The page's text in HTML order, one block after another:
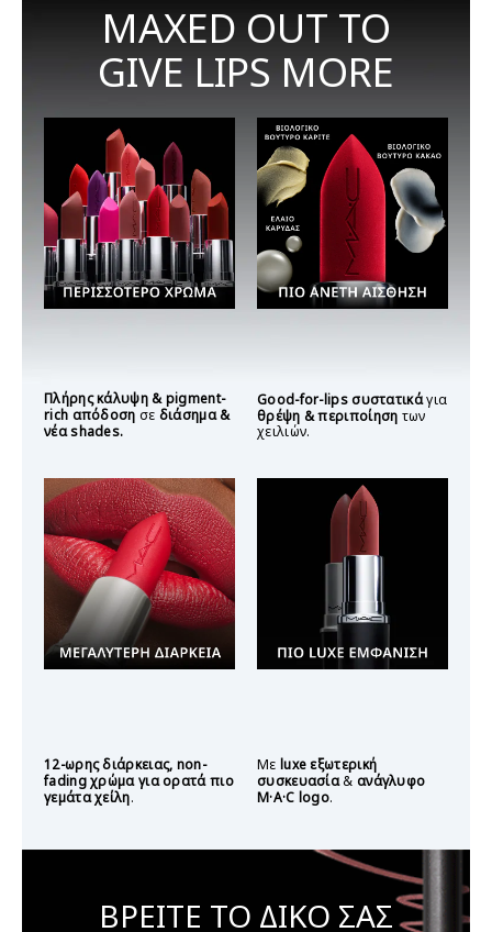
MAXED OUT TO
GIVE LIPS MORE
Πλήρης κάλυψη & pigment-
rich απόδοση σε διάσημα &
νέα shades.
Good-for-lips συστατικάγια
θρέψη & περιποίηση των
χειλιών.
12-ωρης διάρκειας, non-
fading χρώμα για ορατά πιο
γεμάτα χείλη.
Με luxe εξωτερική
συσκευασία& ανάγλυφο
M·A·C logo.
ΒΡΕΙΤΕ ΤΟ ΔΙΚΟ ΣΑΣ